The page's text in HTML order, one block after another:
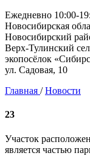
Ежедневно 10:00-
Новосибирская
Новосибирский
Верх-Тулинский
экопосёлок
ул. Садовая, 10
Главная / Новости
23
Участок
является частью